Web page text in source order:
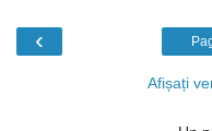
‹
Afișați